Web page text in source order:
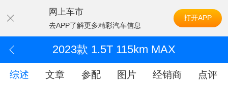
网上车市
去APP了解更多精彩汽车信息
打开APP
2023款 1.5T 115km MAX
综述 文章 参配 图片 经销商 点评